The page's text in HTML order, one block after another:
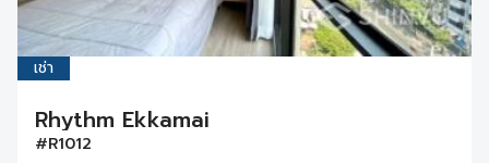
เช่า
Rhythm Ekkamai
#R1012